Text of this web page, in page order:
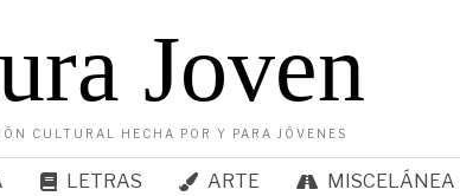
Joven
CULTURAL HECHA POR Y PARA JÓVENES
LETRAS ARTE MISCELÁNEA